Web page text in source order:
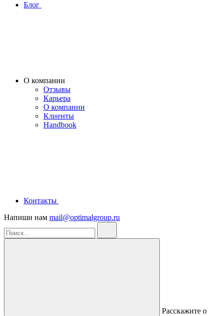
Блог
О компании
Отзывы
Карьера
О компании
Клиенты
Handbook
Контакты
Напиши нам mail@optimalgroup.ru
Расскажите о